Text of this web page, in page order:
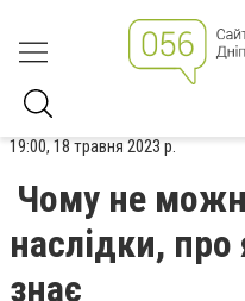
19:00, 18 травня 2023 р.
Чому не
наслідки, про
знає